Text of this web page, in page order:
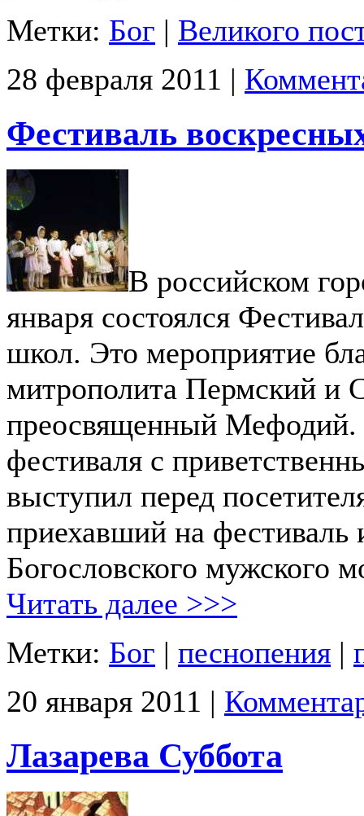
Метки: Бог | Великого
28 февраля 2011 |
Фестиваль
В российском
января состоялся
школ. Это мероприятие
митрополита Пермский и
преосвященный Мефодий.
фестиваля с
выступил перед
приехавший на фестиваль
Богословского мужского
Читать далее >>>
Метки: Бог | песнопения |
20 января 2011 |
Лазарева Суббота